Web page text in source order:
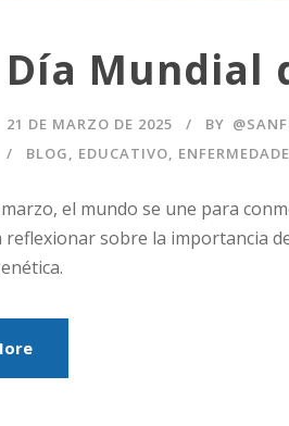
Día Mundial
21 DE MARZO DE 2025 BY
BLOG, EDUCATIVO,
marzo, el mundo se une para
reflexionar sobre la importancia